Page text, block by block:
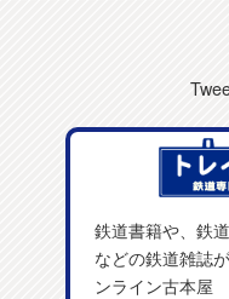
鉄道書籍や、鉄
などの鉄道雑誌
ンライン古本屋